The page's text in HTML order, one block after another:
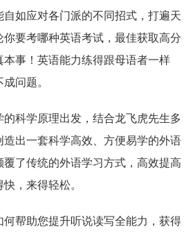
如应对各门派的不同招式，打遍天
要考哪种英语考试，最佳获取高分
本事！英语能力练得跟母语者一样
问题。
的科学原理出发，结合龙飞虎先生多
出一套科学高效、方便易学的外语
了传统的外语学习方式，高效提高
，来得轻松。
何帮助您提升听说读写全能力，获得